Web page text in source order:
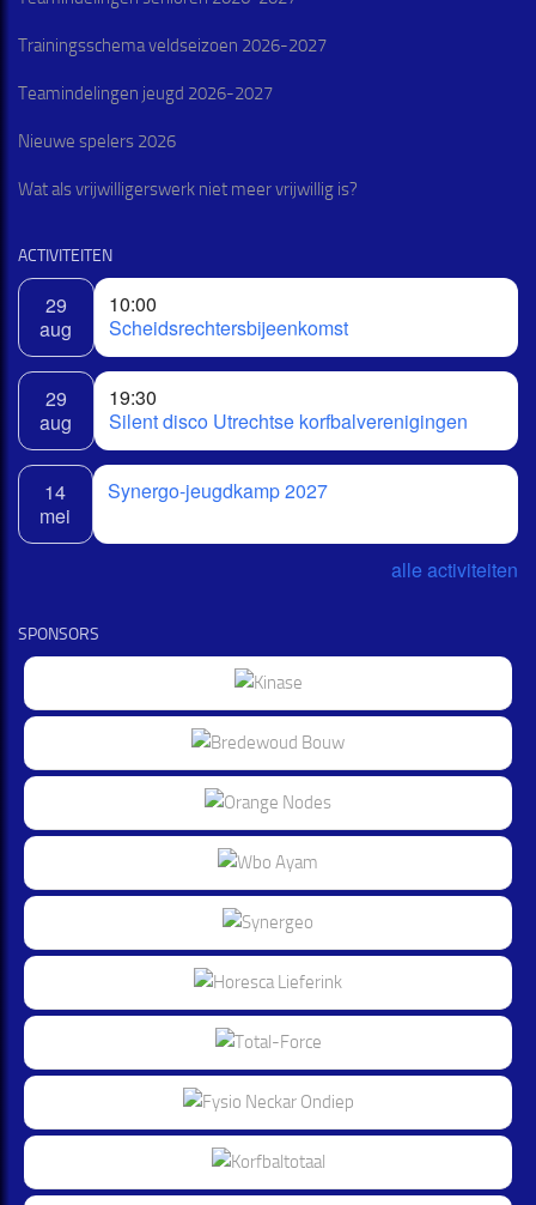
Trainingsschema veldseizoen 2026-2027
Teamindelingen jeugd 2026-2027
Nieuwe spelers 2026
Wat als vrijwilligerswerk niet meer vrijwillig is?
ACTIVITEITEN
29
aug
10:00
Scheidsrechtersbijeenkomst
29
aug
19:30
Silent disco Utrechtse korfbalverenigingen
14
mei
Synergo-jeugdkamp 2027
alle activiteiten
SPONSORS